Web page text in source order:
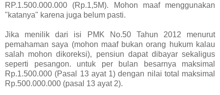
RP.1.500.000.000 (Rp.1,5M). Mohon maaf menggunakan
"katanya" karena juga belum pasti.
Jika menilik dari isi PMK No.50 Tahun 2012 menurut
pemahaman saya (mohon maaf bukan orang hukum kalau
salah mohon dikoreksi), pensiun dapat dibayar sekaligus
seperti pesangon. untuk per bulan besarnya maksimal
Rp.1.500.000 (Pasal 13 ayat 1) dengan nilai total maksimal
Rp.500.000.000 (pasal 13 ayat 2).